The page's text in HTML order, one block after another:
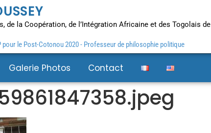
de la Coopération, de l’Intégration Africaine et des Togolais de
pour le Post-Cotonou 2020 - Professeur de philosophie politique
Galerie Photos Contact